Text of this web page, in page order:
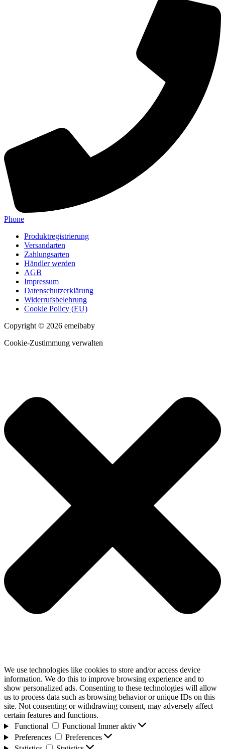
Phone
Produktregistrierung
Versandarten
Zahlungsarten
Händler werden
AGB
Impressum
Datenschutzerklärung
Widerrufsbelehrung
Cookie Policy (EU)
Copyright © 2026 emeibaby
Cookie-Zustimmung verwalten
We use technologies like cookies to store and/or access device
information. We do this to improve browsing experience and to
show personalized ads. Consenting to these technologies will allow
us to process data such as browsing behavior or unique IDs on this
site. Not consenting or withdrawing consent, may adversely affect
certain features and functions.
Functional
Functional Immer aktiv
Preferences
Preferences